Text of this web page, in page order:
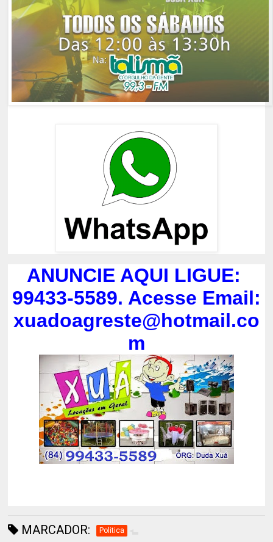
ANUNCIE AQUI LIGUE:
99433-5589. Acesse Email:
xuadoagreste@hotmail.co
m
MARCADOR: Politica